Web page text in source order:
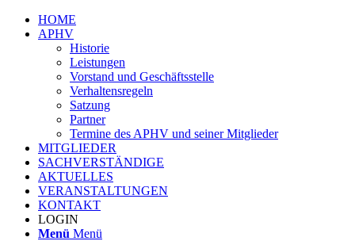
HOME
APHV
Historie
Leistungen
Vorstand und Geschäftsstelle
Verhaltensregeln
Satzung
Partner
Termine des APHV und seiner Mitglieder
MITGLIEDER
SACHVERSTÄNDIGE
AKTUELLES
VERANSTALTUNGEN
KONTAKT
LOGIN
Menü Menü